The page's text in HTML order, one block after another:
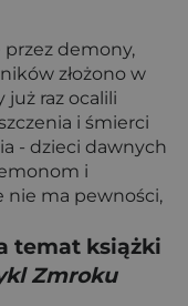
przez demony,
złożono w
już raz ocalili
i śmierci
- dzieci dawnych
i
nie ma pewności,
temat książki
Zmroku